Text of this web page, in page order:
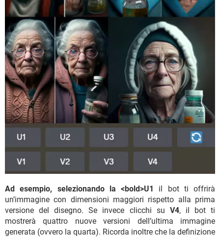
Ad esempio, selezionando la <bold>U1
il bot ti offrirà
un’immagine con dimensioni maggiori rispetto alla prima
versione del disegno. Se invece clicchi su V4, il bot ti
mostrerà quattro nuove versioni dell’ultima immagine
generata (ovvero la quarta). Ricorda inoltre che la definizione